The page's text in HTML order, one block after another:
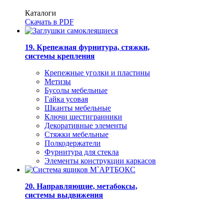
Каталоги
Скачать в PDF
19. Крепежная фурнитура, стяжки,
системы крепления
Крепежные уголки и пластины
Метизы
Бусолы мебельные
Гайка усовая
Шканты мебельные
Ключи шестигранники
Декоративные элементы
Стяжки мебельные
Полкодержатели
Фурнитура для стекла
Элементы конструкции каркасов
20. Направляющие, метабоксы,
системы выдвижения